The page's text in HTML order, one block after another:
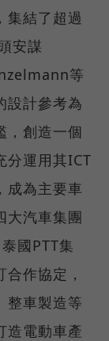
集結了超過
安謀
等
設計參考為
，創造一個
分運用其ICT
成為主要車
大汽車集團
國PTT集
作協定，
整車製造等
造電動車產